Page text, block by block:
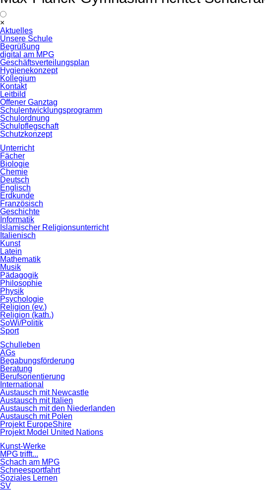
×
überspringen
Aktuelles
Unsere Schule
Begrüßung
digital am MPG
Geschäftsverteilungsplan
Hygienekonzept
Kollegium
Kontakt
Leitbild
Offener Ganztag
Schulentwicklungsprogramm
Schulordnung
Schulpflegschaft
Schutzkonzept
Unterricht
Fächer
Biologie
Chemie
Deutsch
Englisch
Erdkunde
Französisch
Geschichte
Informatik
Islamischer Religionsunterricht
Italienisch
Kunst
Latein
Mathematik
Musik
Pädagogik
Philosophie
Physik
Psychologie
Religion (ev.)
Religion (kath.)
SoWi/Politik
Sport
Schulleben
AGs
Begabungsförderung
Beratung
Berufsorientierung
International
Austausch mit Newcastle
Austausch mit Italien
Austausch mit den Niederlanden
Austausch mit Polen
Projekt EuropeShire
Projekt Model United Nations
Kunst-Werke
MPG trifft...
Schach am MPG
Schneesportfahrt
Soziales Lernen
SV